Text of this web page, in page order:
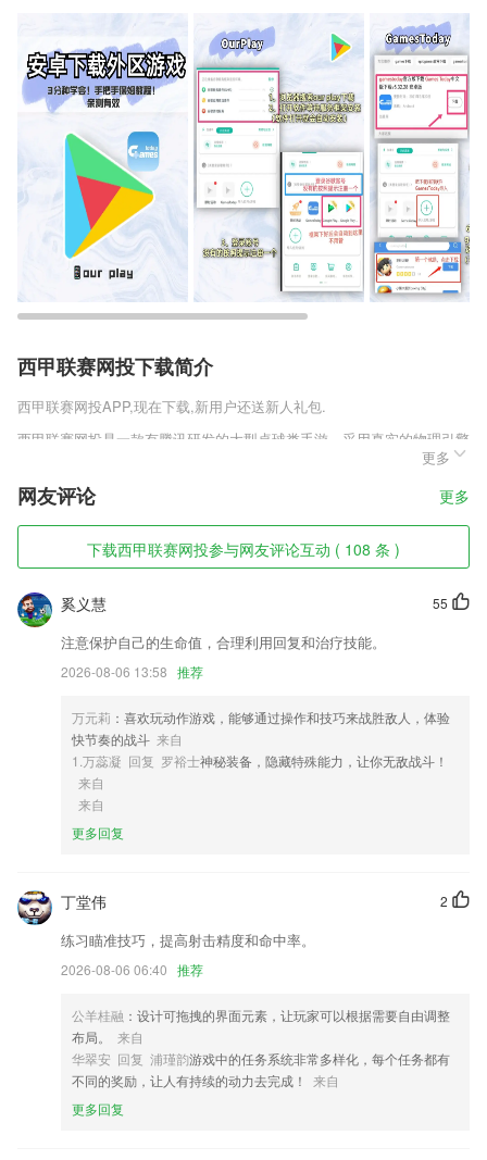
西甲联赛网投下载简介
西甲联赛网投APP,现在下载,新用户还送新人礼包.
西甲联赛网投是一款有腾讯研发的大型桌球类手游，采用真实的物理引擎
以及各个体育竞技中的特殊玩法，为玩家带来最为真实的竞技乐趣，使用
多种独特的参数设置，还有专业级的场地等你来挑战，自由发挥你的实
力，在手机上你也能和丁俊晖一样，体验一杆进洞的畅快乐趣。
西甲联赛网投软件特色
1,【数据统计 分析独道】
2,在线与好友互动更精彩，使得您的学习不孤单，彼此分享学习心得
3,学习方法:场景式教学
4,一键查询读者借阅信息,包括借阅图书数目、可借图书数目、借阅书
5,智能化系统设备管理，促使设备管理更安全性、更技术专业。
6,拨动录音开关，1秒内开启录音，不需按开机键，不需连接手机
西甲联赛网投软件优势
1.：真题、模拟题目不断练习，错题自动分析
3.平台上的使用功能是清晰可见的，自己需要什么服务类型自由选择
4.了解最全的口算学习的便利，你可以轻松的掌握不同的口算知识。
5.精准把握出题脉络，帮助学员在短时间内迅速提升分数。每日免费蹭直
播课程，让你的公务员备考有的放矢。
6.让考试变得更得心应手，逢考必过，非常优质的线上题库的平台；
西甲联赛网投更新了什么?
绿色的视频处理工具
客户信息不能查看
更多
网友评论 更多
下载西甲联赛网投参与网友评论互动 ( 108 条 )
55
奚义慧
注意保护自己的生命值，合理利用回复和治疗技能。
2026-08-06 13:58 推荐
万元莉 ：喜欢玩动作游戏，能够通过操作和技巧来战胜敌人，体验
快节奏的战斗 来自
1.万蕊凝 回复 罗裕士神秘装备，隐藏特殊能力，让你无敌战斗！
来自
来自
更多回复
2
丁堂伟
练习瞄准技巧，提高射击精度和命中率。
2026-08-06 06:40 推荐
公羊桂融 ：设计可拖拽的界面元素，让玩家可以根据需要自由调整
布局。
来自
华翠安 回复 浦瑾韵游戏中的任务系统非常多样化，每个任务都有
不同的奖励，让人有持续的动力去完成！
来自
更多回复